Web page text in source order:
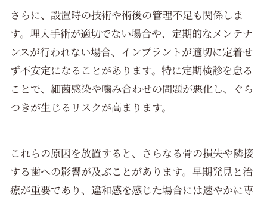
さらに、設置時の技術や術後の管理不足も関係しま
す。埋入手術が適切でない場合や、定期的なメンテナ
ンスが行われない場合、インプラントが適切に定着せ
ず不安定になることがあります。特に定期検診を怠る
ことで、細菌感染や噛み合わせの問題が悪化し、ぐら
つきが生じるリスクが高まります。
これらの原因を放置すると、さらなる骨の損失や隣接
する歯への影響が及ぶことがあります。早期発見と治
療が重要であり、違和感を感じた場合には速やかに専